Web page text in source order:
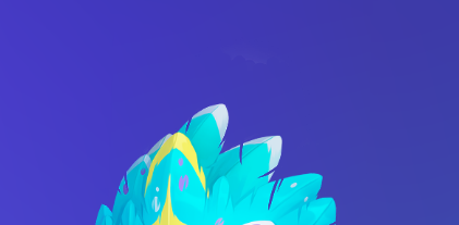
Помощь по школе
Дополнительно